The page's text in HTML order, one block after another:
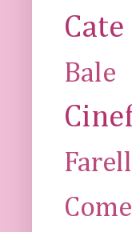
Bale
Farell